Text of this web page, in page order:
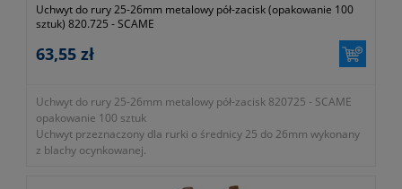
Uchwyt do rury 25-26mm metalowy pół-zacisk (opakowanie 100
sztuk) 820.725 - SCAME
63,55 zł
Uchwyt do rury 25-26mm metalowy pół-zacisk 820725 - SCAME
opakowanie 100 sztuk
Uchwyt przeznaczony dla rurki o średnicy 25 do 26mm wykonany
z blachy ocynkowanej.